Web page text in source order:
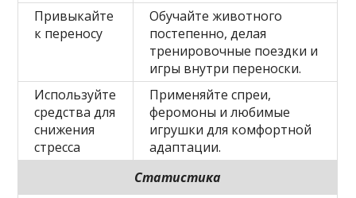
Привыкайте
к переносу
Обучайте животного
постепенно, делая
тренировочные поездки и
игры внутри переноски.
Используйте
средства для
снижения
стресса
Применяйте спреи,
феромоны и любимые
игрушки для комфортной
адаптации.
Статистика